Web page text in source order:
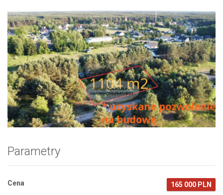
Zdjęcie 1
Parametry
Cena
165 000 PLN